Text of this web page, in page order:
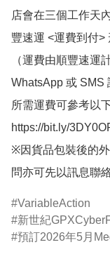
店會在三個工作天
豐速運 <運費到付
（運費由順豐速運
WhatsApp 或 SMS
所需運費可參考以
https://bit.ly/
※因貨品包裝後的
問亦可先以訊息聯
VariableAction
新世紀
預訂2026年5月